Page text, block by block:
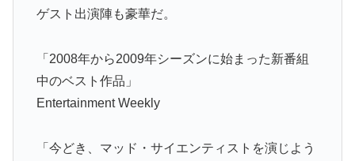
ゲスト出演陣も豪華だ。
「2008年から2009年シーズンに始まった新番組
中のベスト作品」
Entertainment Weekly
「今どき、マッド・サイエンティストを演じよう